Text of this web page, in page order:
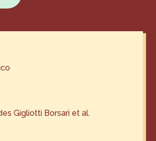
Gigliotti Borsari et al.